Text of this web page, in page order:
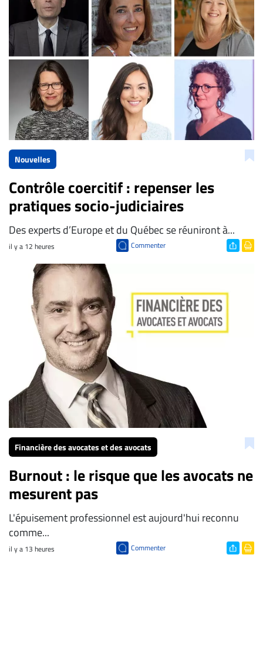
Nouvelles
Contrôle coercitif : repenser les
pratiques socio-judiciaires
Des experts d’Europe et du Québec se réuniront à...
il y a 12 heures Commenter
Financière des avocates et des avocats
Burnout : le risque que les avocats ne
mesurent pas
L'épuisement professionnel est aujourd'hui reconnu
comme...
il y a 13 heures Commenter